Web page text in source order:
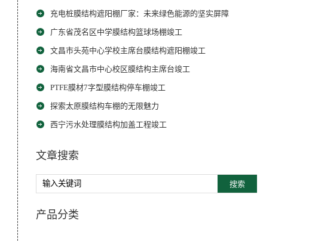
充电桩膜结构遮阳棚厂家：未来绿色能源的坚实屏障
广东省茂名区中学膜结构篮球场棚竣工
文昌市头苑中心学校主席台膜结构遮阳棚竣工
海南省文昌市中心校区膜结构主席台竣工
PTFE膜材7字型膜结构停车棚竣工
探索太原膜结构车棚的无限魅力
西宁污水处理膜结构加盖工程竣工
文章搜索
搜索
产品分类